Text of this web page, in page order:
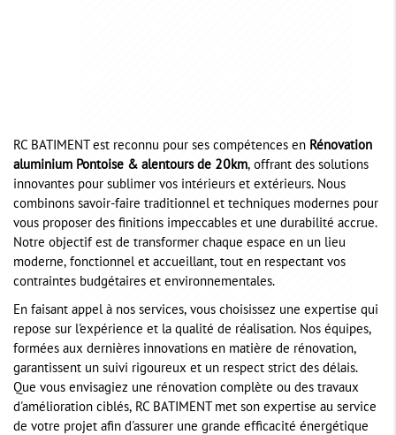
RC BATIMENT est reconnu pour ses compétences en Rénovation
aluminium Pontoise & alentours de 20km, offrant des solutions
innovantes pour sublimer vos intérieurs et extérieurs. Nous
combinons savoir-faire traditionnel et techniques modernes pour
vous proposer des finitions impeccables et une durabilité accrue.
Notre objectif est de transformer chaque espace en un lieu
moderne, fonctionnel et accueillant, tout en respectant vos
contraintes budgétaires et environnementales.
En faisant appel à nos services, vous choisissez une expertise qui
repose sur l'expérience et la qualité de réalisation. Nos équipes,
formées aux dernières innovations en matière de rénovation,
garantissent un suivi rigoureux et un respect strict des délais.
Que vous envisagiez une rénovation complète ou des travaux
d'amélioration ciblés, RC BATIMENT met son expertise au service
de votre projet afin d'assurer une grande efficacité énergétique